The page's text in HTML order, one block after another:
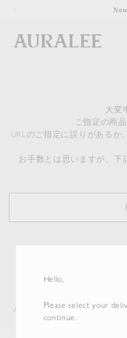
Hello,
Please select your
continue.
大変
ご指定の商
URLのご指定に誤りがある
お手数とは思いますが、下
AURALEE ITEM